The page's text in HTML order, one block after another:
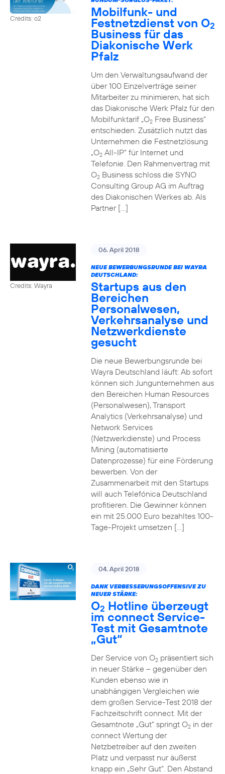
Credits: o2 Mobilfunk- und
Festnetzdienst von O2
Business für das
Diakonische Werk
Pfalz
Um den Verwaltungsaufwand der
über 100 Einzelverträge seiner
Mitarbeiter zu minimieren, hat sich
das Diakonische Werk Pfalz für den
Mobilfunktarif „O2Free Business“
entschieden. Zusätzlich nutzt das
Unternehmen die Festnetzlösung
„O2All-IP“ für Internet und
Telefonie. Den Rahmenvertrag mit
O2Business schloss die SYNO
Consulting Group AG im Auftrag
des Diakonischen Werkes ab. Als
Partner […]
Credits: Wayra
06. April 2018
NEUE BEWERBUNGSRUNDE BEI WAYRA
DEUTSCHLAND:
Startups aus den
Bereichen
Personalwesen,
Verkehrsanalyse und
Netzwerkdienste
gesucht
Die neue Bewerbungsrunde bei
Wayra Deutschland läuft: Ab sofort
können sich Jungunternehmen aus
den Bereichen Human Resources
(Personalwesen), Transport
Analytics (Verkehrsanalyse) und
Network Services
(Netzwerkdienste) und Process
Mining (automatisierte
Datenprozesse) für eine Förderung
bewerben. Von der
Zusammenarbeit mit den Startups
will auch Telefónica Deutschland
profitieren. Die Gewinner können
ein mit 25.000 Euro bezahltes 100-
Tage-Projekt umsetzen […]
04. April 2018
DANK VERBESSERUNGSOFFENSIVE ZU
NEUER STÄRKE:
O2 Hotline überzeugt
im connect Service-
Test mit Gesamtnote
„Gut“
Der Service von O2präsentiert sich
in neuer Stärke – gegenüber den
Kunden ebenso wie in
unabhängigen Vergleichen wie
dem großen Service-Test 2018 der
Fachzeitschrift connect. Mit der
Gesamtnote „Gut“ springt O2in der
connect Wertung der
Netzbetreiber auf den zweiten
Platz und verpasst nur äußerst
knapp ein „Sehr Gut“. Den Abstand